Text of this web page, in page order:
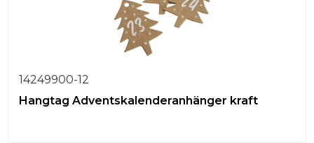
14249900-12
Hangtag Adventskalenderanhänger kraft